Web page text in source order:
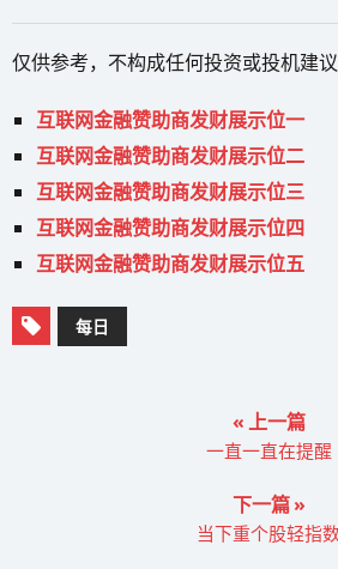
仅供参考，不构成任何投资或投机建议
互联网金融赞助商发财展示位一
互联网金融赞助商发财展示位二
互联网金融赞助商发财展示位三
互联网金融赞助商发财展示位四
互联网金融赞助商发财展示位五
每日
« 上一篇
一直一直在提醒
下一篇 »
当下重个股轻指